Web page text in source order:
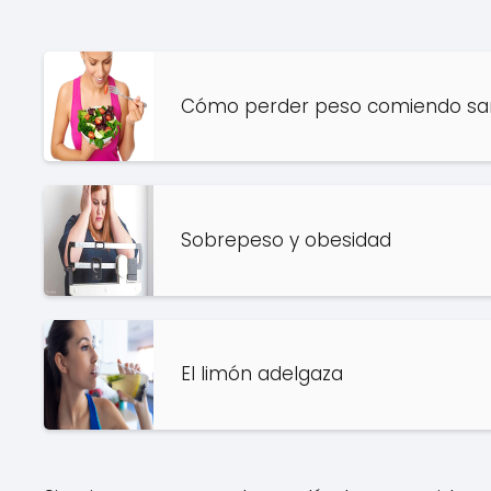
Cómo perder peso comiendo
Sobrepeso y obesidad
El limón adelgaza